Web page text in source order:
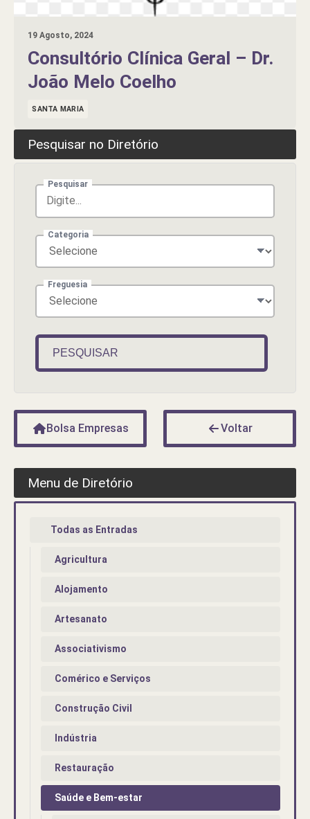
19 Agosto, 2024
Consultório Clínica Geral – Dr.
João Melo Coelho
SANTA MARIA
Pesquisar no Diretório
Pesquisar
Categoria
Freguesia
PESQUISAR
Bolsa Empresas Voltar
Menu de Diretório
Todas as Entradas
Agricultura
Alojamento
Artesanato
Associativismo
Comérico e Serviços
Construção Civil
Indústria
Restauração
Saúde e Bem-estar